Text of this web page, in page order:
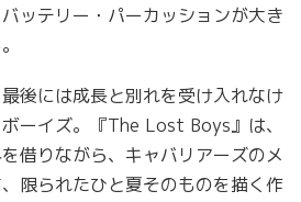
ッテリー・パーカッションが大き
後には成長と別れを受け入れなけ
ーイズ。『The Lost Boys』は、
借りながら、キャバリアーズのメ
限られたひと夏そのものを描く作